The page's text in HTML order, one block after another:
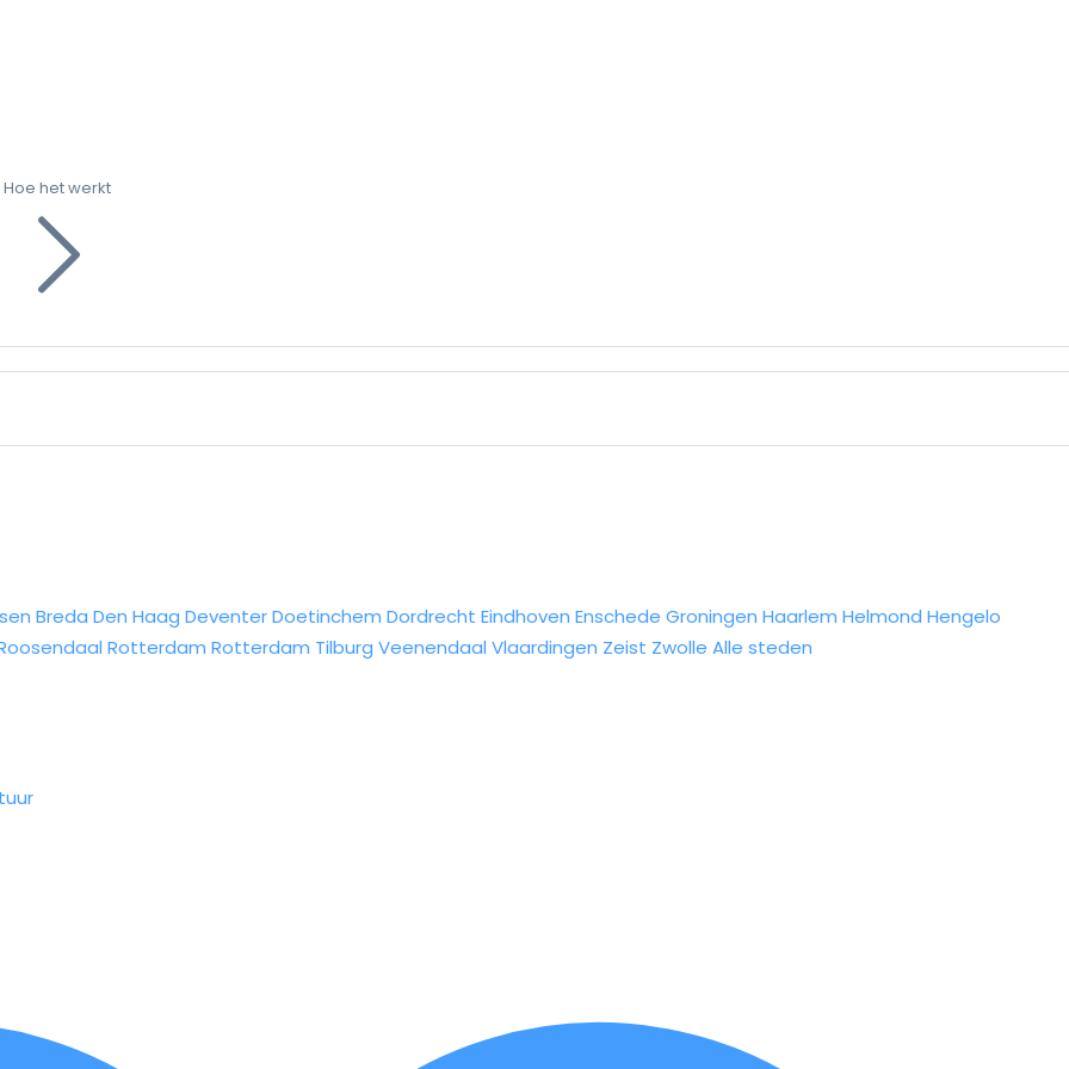
Hoe het werkt
Breda Den Haag DeventerDoetinchem Dordrecht Eindhoven Enschede Groningen Haarlem Helmond Hengelo
Rotterdam Rotterdam Tilburg Veenendaal Vlaardingen Zeist Zwolle Alle steden